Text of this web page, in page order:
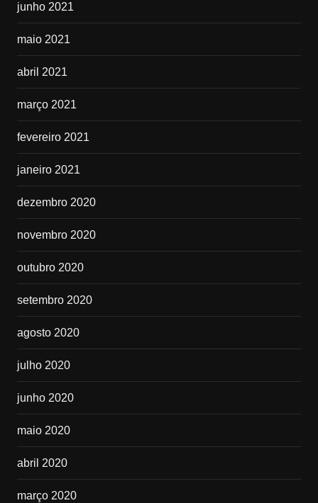
junho 2021
maio 2021
abril 2021
março 2021
fevereiro 2021
janeiro 2021
dezembro 2020
novembro 2020
outubro 2020
setembro 2020
agosto 2020
julho 2020
junho 2020
maio 2020
abril 2020
março 2020